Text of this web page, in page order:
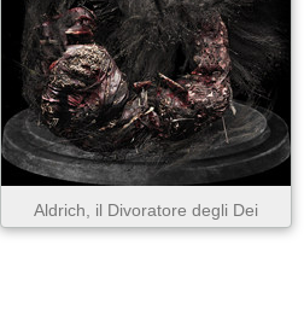
Aldrich, il Divoratore degli Dei